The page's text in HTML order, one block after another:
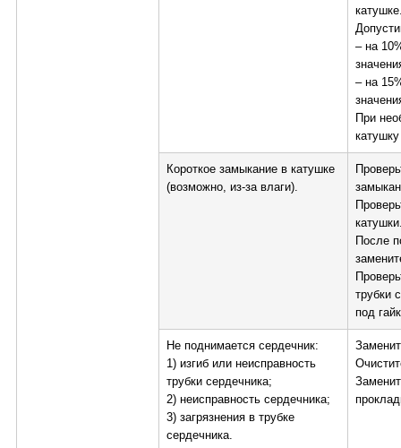
– на
– на
При
Короткое замыкание в катушке
(возможно, из-за влаги).
После
трубки
под
Не поднимается сердечник:
1) изгиб или неисправность
трубки сердечника;
2) неисправность сердечника;
3) загрязнения в трубке
сердечника.